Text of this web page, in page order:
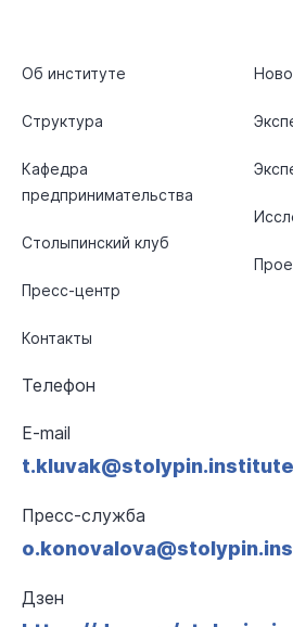
Об институте
Структура
Кафедра
предпринимательства
Столыпинский клуб
Пресс-центр
Контакты
Телефон
E-mail
t.kluvak@stolypin.institute
Пресс-служба
Дзен